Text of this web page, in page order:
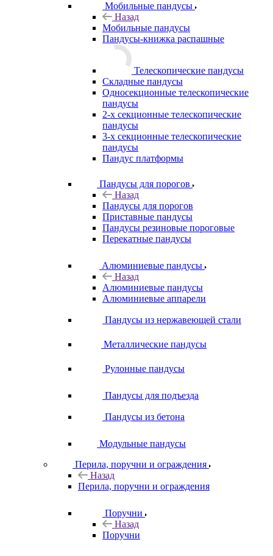
Мобильные пандусы
Назад
Мобильные пандусы
Пандусы-книжка распашные
Телескопические пандусы
Складные пандусы
Односекционные телескопические
пандусы
2-х секционные телескопические
пандусы
3-х секционные телескопические
пандусы
Пандус платформы
Пандусы для порогов
Назад
Пандусы для порогов
Приставные пандусы
Пандусы резиновые пороговые
Перекатные пандусы
Алюминиевые пандусы
Назад
Алюминиевые пандусы
Алюминиевые аппарели
Пандусы из нержавеющей стали
Металлические пандусы
Рулонные пандусы
Пандусы для подъезда
Пандусы из бетона
Модульные пандусы
Перила, поручни и ограждения
Назад
Перила, поручни и ограждения
Поручни
Назад
Поручни